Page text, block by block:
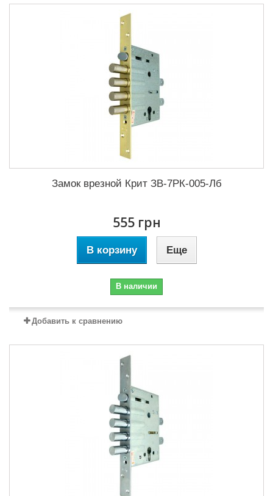
Замок врезной Крит ЗВ-7РК-005-Лб
555 грн
В корзину Еще
В наличии
Добавить к сравнению